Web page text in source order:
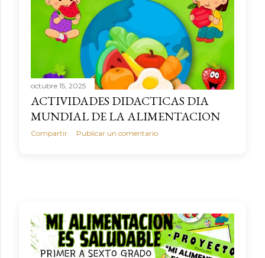
octubre 15, 2025
ACTIVIDADES DIDACTICAS DIA
MUNDIAL DE LA ALIMENTACION
Compartir Publicar un comentario